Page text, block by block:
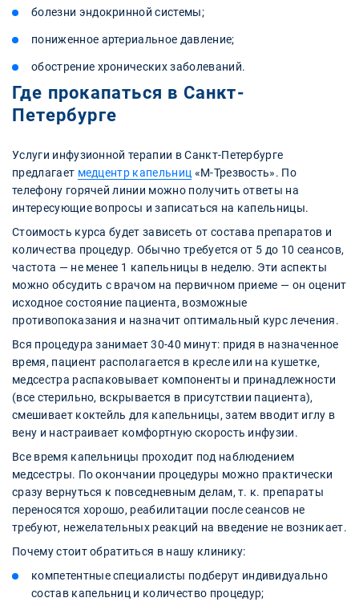
болезни эндокринной системы;
пониженное артериальное давление;
обострение хронических заболеваний.
Где прокапаться в Санкт-
Петербурге
Услуги инфузионной терапии в Санкт-Петербурге
предлагает медцентр капельниц «М-Трезвость». По
телефону горячей линии можно получить ответы на
интересующие вопросы и записаться на капельницы.
Стоимость курса будет зависеть от состава препаратов и
количества процедур. Обычно требуется от 5 до 10 сеансов,
частота — не менее 1 капельницы в неделю. Эти аспекты
можно обсудить с врачом на первичном приеме — он оценит
исходное состояние пациента, возможные
противопоказания и назначит оптимальный курс лечения.
Вся процедура занимает 30-40 минут: придя в назначенное
время, пациент располагается в кресле или на кушетке,
медсестра распаковывает компоненты и принадлежности
(все стерильно, вскрывается в присутствии пациента),
смешивает коктейль для капельницы, затем вводит иглу в
вену и настраивает комфортную скорость инфузии.
Все время капельницы проходит под наблюдением
медсестры. По окончании процедуры можно практически
сразу вернуться к повседневным делам, т. к. препараты
переносятся хорошо, реабилитации после сеансов не
требуют, нежелательных реакций на введение не возникает.
Почему стоит обратиться в нашу клинику:
компетентные специалисты подберут индивидуально
состав капельниц и количество процедур;